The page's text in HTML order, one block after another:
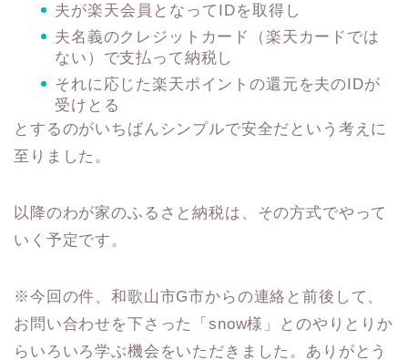
夫が楽天会員となってIDを取得し
夫名義のクレジットカード（楽天カードでは
ない）で支払って納税し
それに応じた楽天ポイントの還元を夫のIDが
受けとる
とするのがいちばんシンプルで安全だという考えに
至りました。
以降のわが家のふるさと納税は、その方式でやって
いく予定です。
※今回の件、和歌山市G市からの連絡と前後して、
お問い合わせを下さった「snow様」とのやりとりか
らいろいろ学ぶ機会をいただきました。ありがとう